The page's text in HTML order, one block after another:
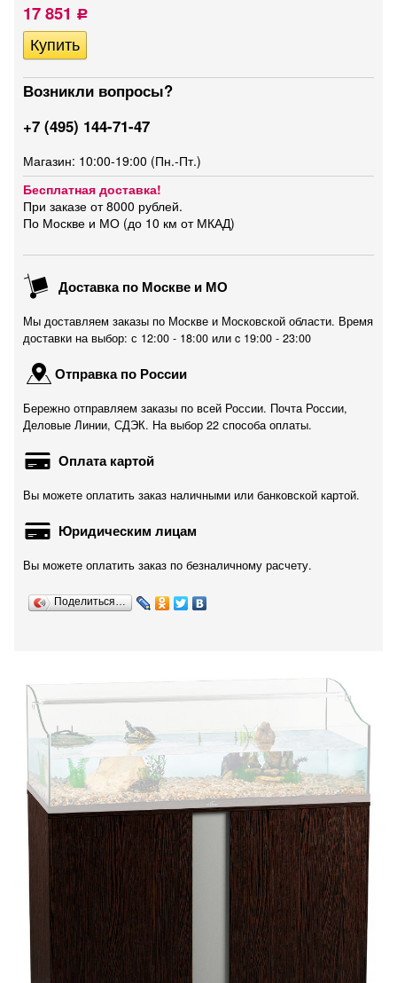
17 851 Р
Возникли вопросы?
+7 (495) 144-71-47
Магазин: 10:00-19:00 (Пн.-Пт.)
Бесплатная доставка!
При заказе от 8000 рублей.
По Москве и МО (до 10 км от МКАД)
Доставка по Москве и МО
Мы доставляем заказы по Москве и Московской области. Время
доставки на выбор: с 12:00 - 18:00 или c 19:00 - 23:00
Отправка по России
Бережно отправляем заказы по всей России. Почта России,
Деловые Линии, СДЭК. На выбор 22 способа оплаты.
Оплата картой
Вы можете оплатить заказ наличными или банковской картой.
Юридическим лицам
Вы можете оплатить заказ по безналичному расчету.
Поделиться…